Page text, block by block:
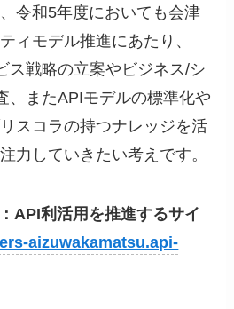
令和5年度においても会津
ィモデル推進にあたり、
ス戦略の立案やビジネス/シ
、またAPIモデルの標準化や
スコラの持つナレッジを活
力していきたい考えです。
API利活用を推進するサイ
aizuwakamatsu.api-